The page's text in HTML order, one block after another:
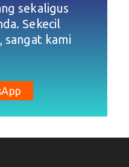
sekaligus
Sekecil
sangat kami